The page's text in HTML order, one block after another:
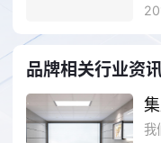
品牌相关行业资